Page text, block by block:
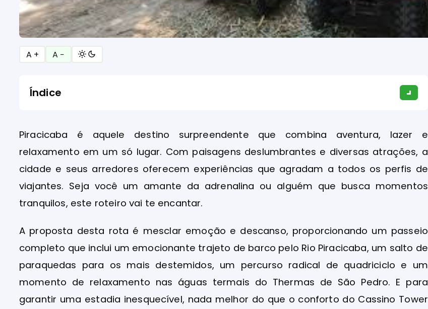
A + A −
Índice
Piracicaba é aquele destino surpreendente que combina aventura, lazer e
relaxamento em um só lugar. Com paisagens deslumbrantes e diversas atrações, a
cidade e seus arredores oferecem experiências que agradam a todos os perfis de
viajantes. Seja você um amante da adrenalina ou alguém que busca momentos
tranquilos, este roteiro vai te encantar.
A proposta desta rota é mesclar emoção e descanso, proporcionando um passeio
completo que inclui um emocionante trajeto de barco pelo Rio Piracicaba, um salto de
paraquedas para os mais destemidos, um percurso radical de quadriciclo e um
momento de relaxamento nas águas termais do Thermas de São Pedro. E para
garantir uma estadia inesquecível, nada melhor do que o conforto do Cassino Tower